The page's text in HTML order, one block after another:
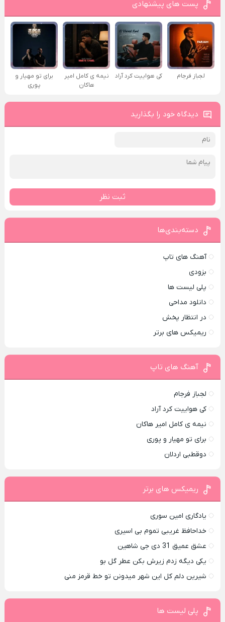
پست های پیشنهادی
لجباز فرجام کی هواییت کرد آراد
نیمه ی کامل امیر
هاکان
برای تو مهیار و
پوری
دیدگاه خود را بگذارید
ثبت نظر
دسته‌بندی‌ها
آهنگ های تاپ
بزودی
پلی لیست ها
دانلود مداحی
در انتظار پخش
ریمیکس های برتر
آهنگ های تاپ
لجباز فرجام
کی هواییت کرد آراد
نیمه ی کامل امیر هاکان
برای تو مهیار و پوری
دوقطبی اردلان
ریمیکس های برتر
یادگاری امین سوری
خداحافظ غریبی تموم بی اسیری
عشق عمیق 31 دی جی شاهین
یکی دیگه زدم زیرش بکن عطر گل بو
شیرین دلم کل این شهر میدونن تو خط قرمز منی
پلی لیست ها